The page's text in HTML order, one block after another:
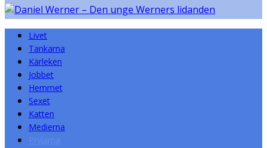
Livet
Tankarna
Kärleken
Jobbet
Hemmet
Sexet
Katten
Medierna